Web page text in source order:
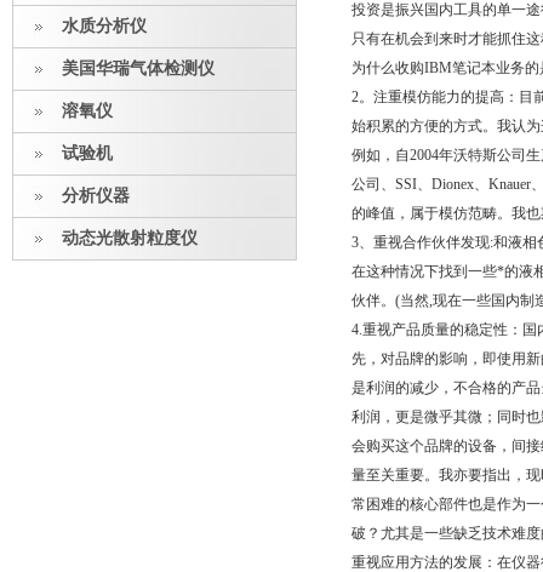
水质分析仪
美国华瑞气体检测仪
溶氧仪
试验机
分析仪器
动态光散射粒度仪
投资是振兴国内工具的单一
只有在机会到来时才能抓住
为什么收购IBM笔记本业务
2。注重模仿能力的提高：目
始积累的方便的方式。我认
例如，自2004年沃特斯公司
公司、SSI、Dionex、
的峰值，属于模仿范畴。我
3、重视合作伙伴发现:和液
在这种情况下找到一些*的液
伙伴。(当然,现在一些国内制
4.重视产品质量的稳定性：
先，对品牌的影响，即使用
是利润的减少，不合格的产
利润，更是微乎其微；同时
会购买这个品牌的设备，间
量至关重要。我亦要指出，
常困难的核心部件也是作为
破？尤其是一些缺乏技术难
重视应用方法的发展：在仪